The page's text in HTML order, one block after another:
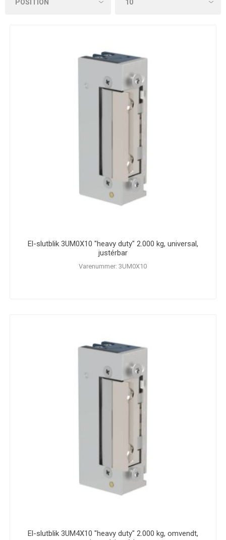
El-slutblik 3UM0X10 "heavy duty" 2.000 kg, universal,
justérbar
Varenummer: 3UM0X10
El-slutblik 3UM4X10 "heavy duty" 2.000 kg, omvendt,